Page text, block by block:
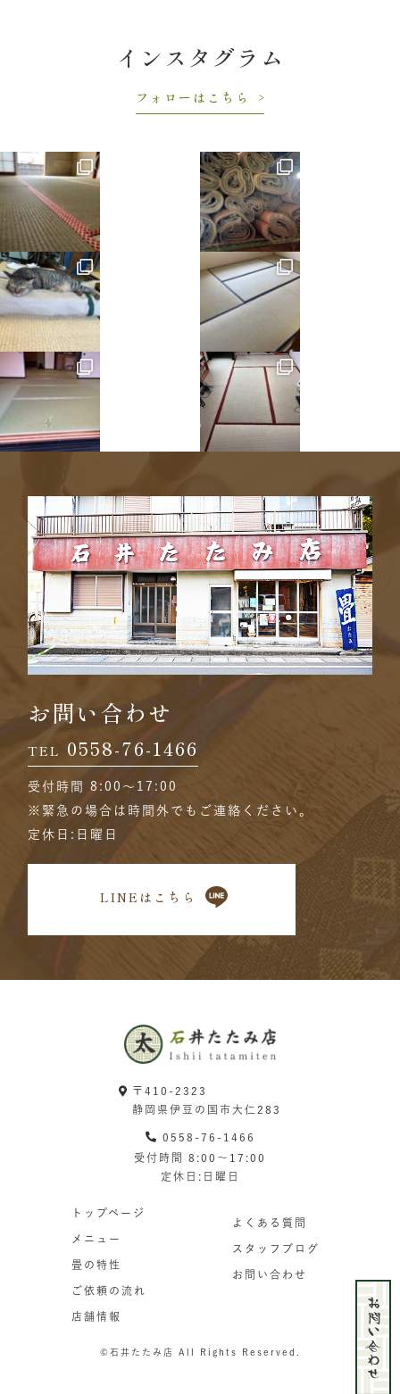
インスタグラム
フォローはこちら
お問い合わせ
TEL 0558-76-1466
受付時間 8:00〜17:00
※緊急の場合は時間外でもご連絡ください。
定休日:日曜日
LINEはこちら
〒410-2323
静岡県伊豆の国市大仁283
0558-76-1466
受付時間 8:00〜17:00
定休日:日曜日
トップページ
メニュー
畳の特性
ご依頼の流れ
店舗情報
よくある質問
スタッフブログ
お問い合わせ
©石井たたみ店 All Rights Reserved.